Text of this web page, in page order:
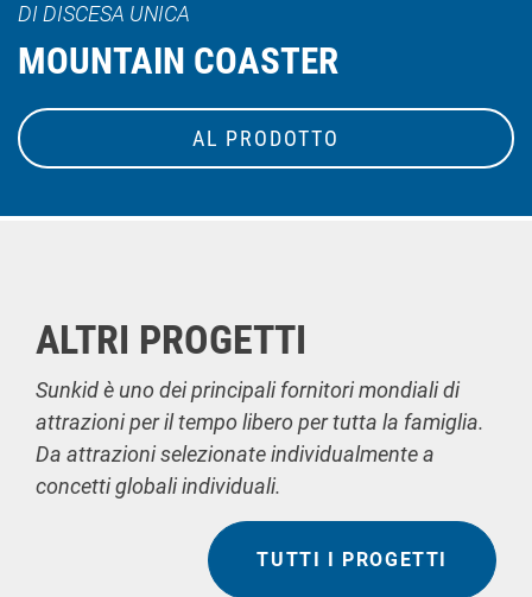
DI DISCESA UNICA
MOUNTAIN COASTER
AL PRODOTTO
ALTRI PROGETTI
Sunkid è uno dei principali fornitori mondiali di
attrazioni per il tempo libero per tutta la famiglia.
Da attrazioni selezionate individualmente a
concetti globali individuali.
TUTTI I PROGETTI